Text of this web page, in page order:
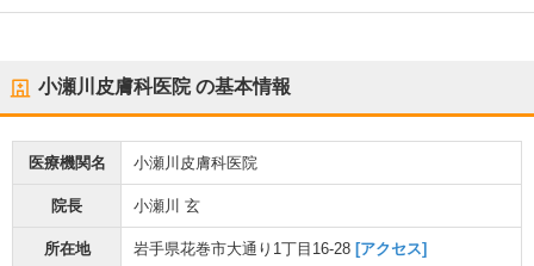
小瀬川皮膚科医院の基本情報
医療機関名 小瀬川皮膚科医院
院長 小瀬川 玄
所在地 岩手県花巻市大通り1丁目16-28 [アクセス]